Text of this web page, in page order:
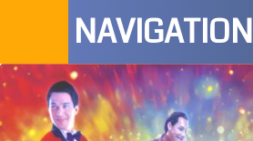
NAVIGATION